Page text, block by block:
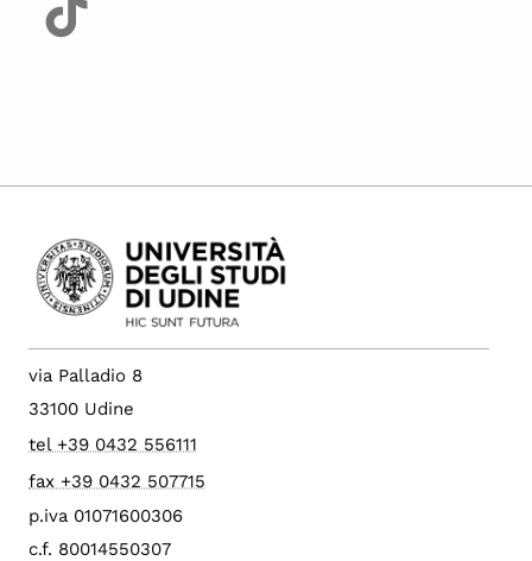
via Palladio 8
33100 Udine
tel +39 0432 556111
fax +39 0432 507715
p.iva 01071600306
c.f. 80014550307